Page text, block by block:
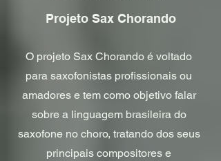
Projeto Sax Chorando
O projeto Sax Chorando é voltado
para saxofonistas profissionais ou
amadores e tem como objetivo falar
sobre a linguagem brasileira do
saxofone no choro, tratando dos seus
principais compositores e